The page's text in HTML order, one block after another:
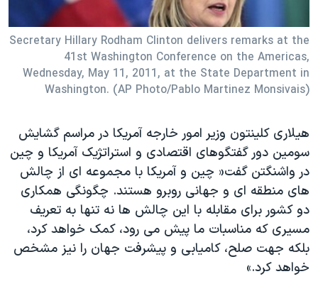
فرهنگ و زندگی
حقوق شهروندی
علم و فناوری
گالری عکس
آرشیو پخش زنده
انتخابات ریاست جمهوری آمریکا ۲۰۲۴
رمز مهسا
اعتراضات زن، زندگی، آزادی
مجموعه مستندهای دادخواهی
تریبونال مردمی آبان ۹۸
دادگاه حمید نوری
چهل سال گروگان‌گیری
قانون شفافیت دارائی کادر رهبری ایران
Secretary Hillary Rodham Clinton delivers remarks at the
41st Washington Conference on the Americas,
Wednesday, May 11, 2011, at the State Department in
Washington. (AP Photo/Pablo Martinez Monsivais)
هیلاری کلینتون وزیر امور خارجه آمریکا در مراسم گشایش
سومین دور گفتگوهای اقتصادی و استراتژیک آمریکا و چین
در واشنگتن گفت« چین و آمریکا با مجموعه ای از چالش
های منطقه ای و جهانی روبرو هستند. چگونگی همکاری
دو کشور برای مقابله با این چالش ها نه تنها به تعریف
مسیری که مناسبات ما پیش می رود، کمک خواهد کرد،
بلکه جهت صلح، کامیابی و پیشرفت جهان را نیز مشخص
خواهد کرد.»